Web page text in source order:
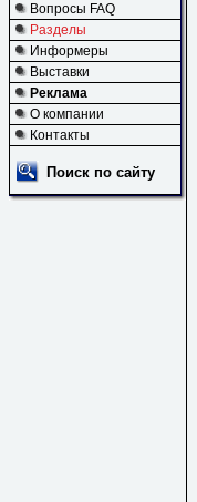
Вопросы FAQ
Разделы
Информеры
Выставки
Реклама
О компании
Контакты
Поиск по сайту